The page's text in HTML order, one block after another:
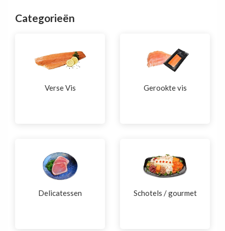
Categorieën
Verse Vis Gerookte vis
Delicatessen Schotels / gourmet